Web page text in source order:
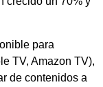
para
TV, Amazon TV),
de contenidos a